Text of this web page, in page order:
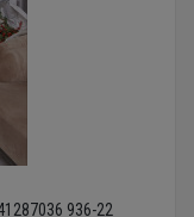
936-22